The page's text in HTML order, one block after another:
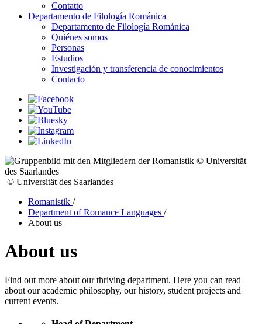
Contatto
Departamento de Filología Románica
Departamento de Filología Románica
Quiénes somos
Personas
Estudios
Investigación y transferencia de conocimientos
Contacto
© Universität
des Saarlandes
© Universität des Saarlandes
Romanistik /
Department of Romance Languages /
About us
About us
Find out more about our thriving department. Here you can read
about our academic philosophy, our history, student projects and
current events.